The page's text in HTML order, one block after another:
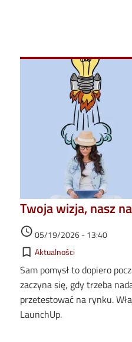
Twoja wizja, nasz
access_time 05/19/2026 - 13:40
bookmark_border Kategorie
Aktualności
Sam pomysł to dopiero
zaczyna się, gdy trzeba
przetestować na rynku.
LaunchUp.